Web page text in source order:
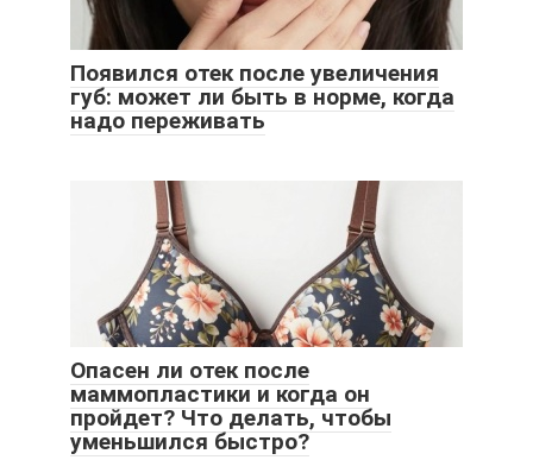
Появился отек после увеличения
губ: может ли быть в норме, когда
надо переживать
Опасен ли отек после
маммопластики и когда он
пройдет? Что делать, чтобы
уменьшился быстро?